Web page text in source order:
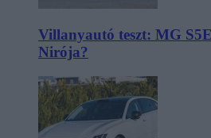
Villanyautó teszt: MG
Nirója?